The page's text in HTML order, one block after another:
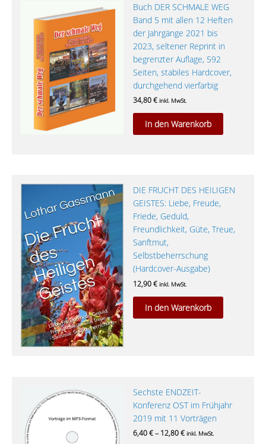
Buch DER SCHMALE WEG
Band 5 mit allen 12 Heften
der Jahrgänge 2021 bis
2023, seltener Reprint in
begrenzter Auflage, 592
Seiten, stabiles Hardcover,
durchgehend vierfarbig
34,80€ inkl. MwSt.
In den Warenkorb
DIE FRUCHT DES HEILIGEN
GEISTES: Liebe, Freude,
Friede, Geduld,
Freundlichkeit, Güte, Treue,
Sanftmut,
Selbstbeherrschung
(Hardcover-Ausgabe)
12,90€ inkl. MwSt.
In den Warenkorb
Sechste ENDZEIT-
Konferenz OST im Frühjahr
2019 mit 11 Vorträgen
6,40€– 12,80€ inkl. MwSt.
Produkt